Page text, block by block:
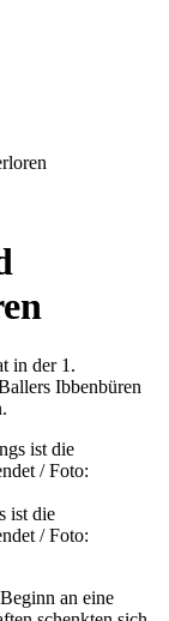
in der 1.
Ibbenbüren
ist die
/ Foto:
an eine